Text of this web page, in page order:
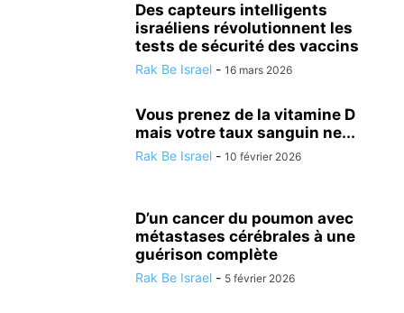
Des capteurs intelligents
israéliens révolutionnent les
tests de sécurité des vaccins
Rak Be Israel - 16 mars 2026
Vous prenez de la vitamine D
mais votre taux sanguin ne...
Rak Be Israel - 10 février 2026
D’un cancer du poumon avec
métastases cérébrales à une
guérison complète
Rak Be Israel - 5 février 2026